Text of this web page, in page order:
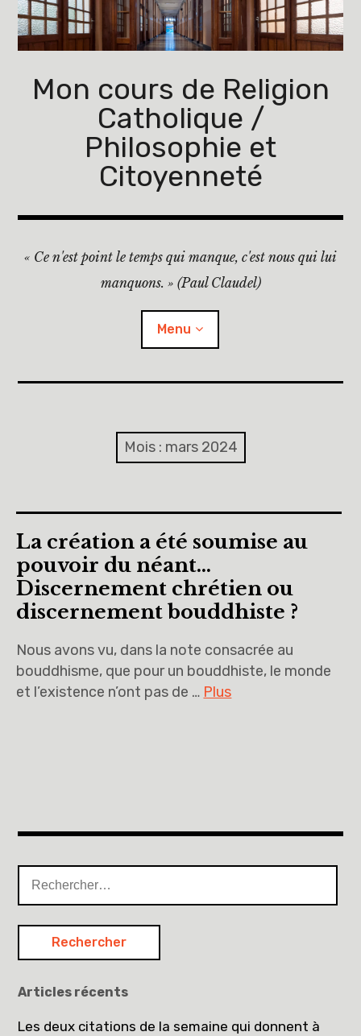
Accéder
contenu
Mon cours de Religion
Catholique /
Philosophie et
Citoyenneté
« Ce n'est point le temps qui manque, c'est nous qui lui
manquons. » (Paul Claudel)
Menu
Sixièmes
Pourquoi des lois
Dieu
Éducation à la philosophie et à la citoyenneté
Mois : mars 2024
La création a été soumise au
pouvoir du néant…
Discernement chrétien ou
discernement bouddhiste ?
Nous avons vu, dans la note consacrée au
bouddhisme, que pour un bouddhiste, le monde
et l’existence n’ont pas de … Plus
Articles récents
Les deux citations de la semaine qui donnent à